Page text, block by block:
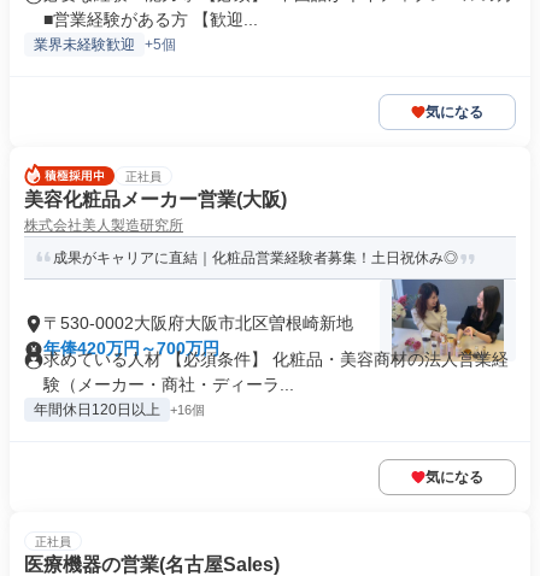
■営業経験がある方 【歓迎...
業界未経験歓迎 +5個
気になる
正社員
美容化粧品メーカー営業(大阪)
株式会社美人製造研究所
成果がキャリアに直結｜化粧品営業経験者募集！土日祝休み◎
〒530-0002大阪府大阪市北区曽根崎新地
年俸420万円～700万円
求めている人材 【必須条件】 化粧品・美容商材の法人営業経
験（メーカー・商社・ディーラ...
年間休日120日以上 +16個
気になる
正社員
医療機器の営業(名古屋Sales)